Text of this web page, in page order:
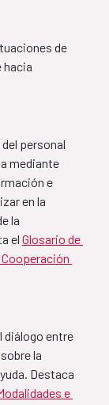
el 16
el 30
de
hacia
personal
mediante
e
en la
la
el Glosario de
diálogo entre
la
Destaca
e